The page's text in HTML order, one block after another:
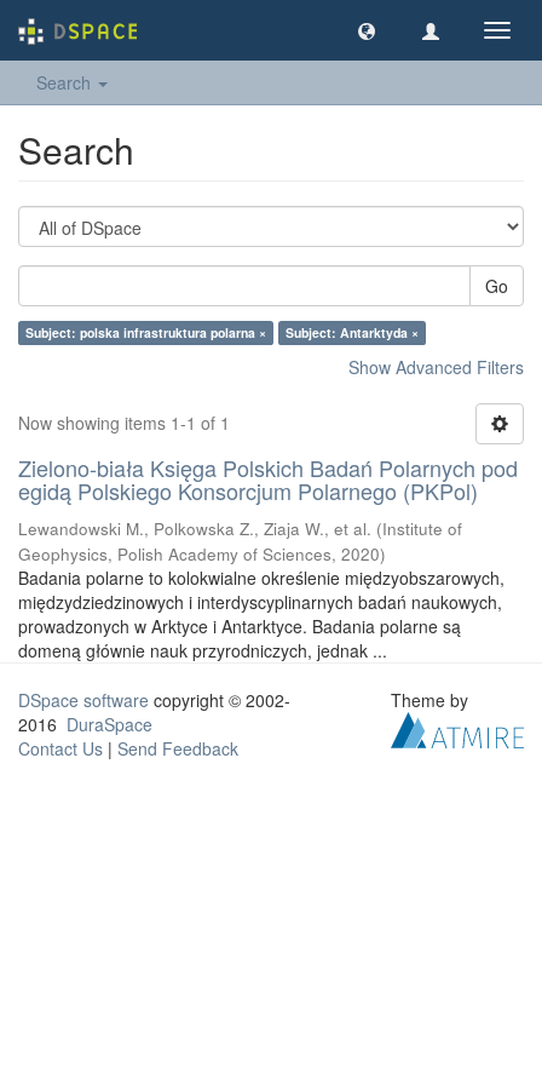
Search
Search
Go
Subject: polska infrastruktura polarna × Subject: Antarktyda ×
Show Advanced Filters
Now showing items 1-1 of 1
Zielono-biała Księga Polskich Badań Polarnych pod
egidą Polskiego Konsorcjum Polarnego (PKPol)
Lewandowski M., Polkowska Z., Ziaja W., et al. (Institute of
Geophysics, Polish Academy of Sciences, 2020)
Badania polarne to kolokwialne określenie międzyobszarowych,
międzydziedzinowych i interdyscyplinarnych badań naukowych,
prowadzonych w Arktyce i Antarktyce. Badania polarne są
domeną głównie nauk przyrodniczych, jednak ...
DSpace software copyright © 2002-
2016 DuraSpace
Contact Us | Send Feedback
Theme by